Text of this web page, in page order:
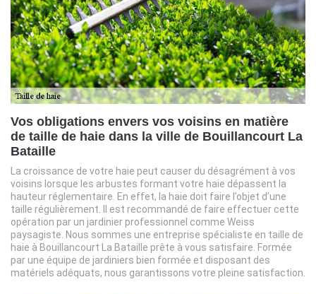
Vos obligations envers vos voisins en matière
de taille de haie dans la ville de Bouillancourt La
Bataille
La croissance de votre haie peut causer du désagrément à vos
voisins lorsque les arbustes formant votre haie dépassent la
hauteur réglementaire. En effet, la haie doit faire l’objet d’une
taille régulièrement. Il est recommandé de faire effectuer cette
opération par un jardinier professionnel comme Weiss
paysagiste. Nous sommes une entreprise spécialiste en taille de
haie à Bouillancourt La Bataille prête à vous satisfaire. Formée
par une équipe de jardiniers bien formée et disposant des
matériels adéquats, nous garantissons votre pleine satisfaction.